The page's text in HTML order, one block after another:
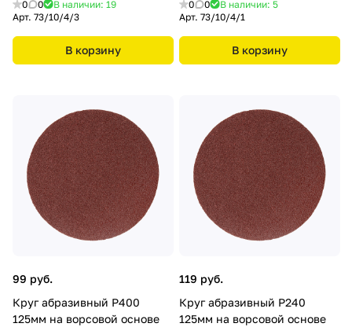
0 0
В наличии: 19
Арт. 73/10/4/3
В корзину
0 0
В наличии: 5
Арт. 73/10/4/1
В корзину
99 руб.
Круг абразивный P400
125мм на ворсовой основе
119 руб.
Круг абразивный P240
125мм на ворсовой основе